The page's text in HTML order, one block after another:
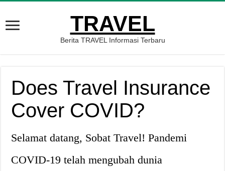
TRAVEL
Berita TRAVEL Informasi Terbaru
Does Travel Insurance
Cover COVID?
Selamat datang, Sobat Travel! Pandemi
COVID-19 telah mengubah dunia